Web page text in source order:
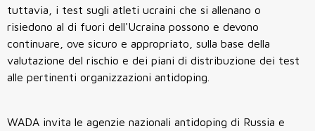
tuttavia, i test sugli atleti ucraini che si allenano o
risiedono al di fuori dell'Ucraina possono e devono
continuare, ove sicuro e appropriato, sulla base della
valutazione del rischio e dei piani di distribuzione dei test
alle pertinenti organizzazioni antidoping.
WADA invita le agenzie nazionali antidoping di Russia e